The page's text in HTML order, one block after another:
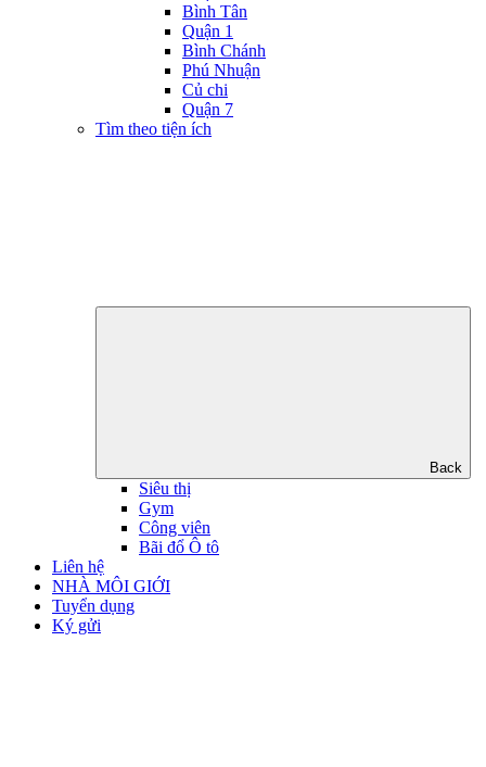
Bình Tân
Quận 1
Bình Chánh
Phú Nhuận
Củ chi
Quận 7
Tìm theo tiện ích
Back
Siêu thị
Gym
Công viên
Bãi đổ Ô tô
Liên hệ
NHÀ MÔI GIỚI
Tuyển dụng
Ký gửi